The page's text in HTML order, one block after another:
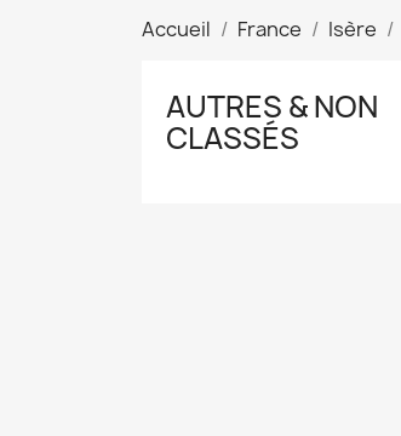
Accueil France Isère
AUTRES & NON
CLASSÉS